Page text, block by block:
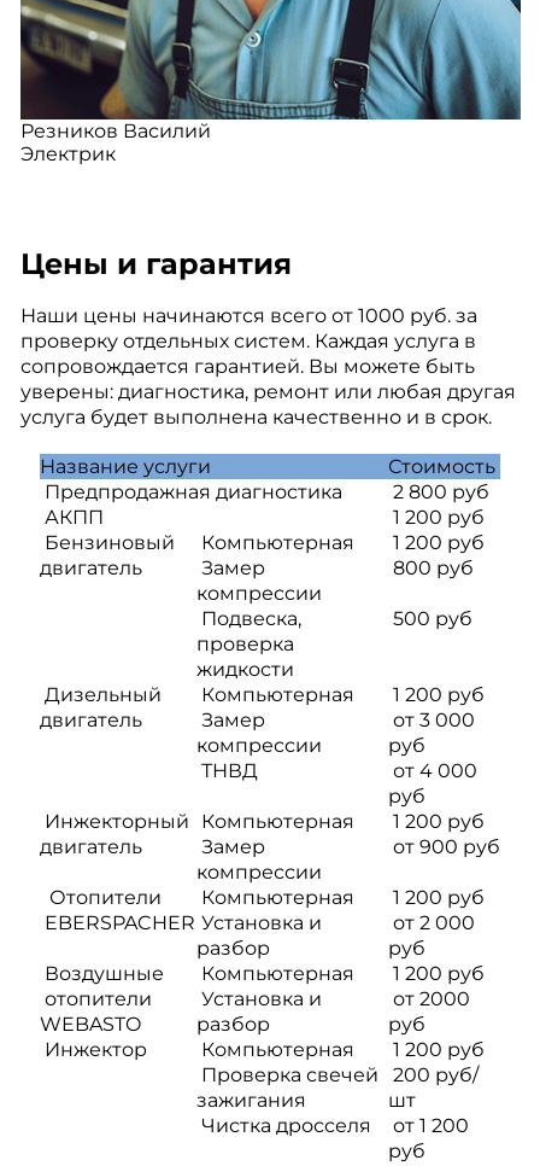
Резников Василий
Электрик
Цены и гарантия
Наши цены начинаются всего от 1000 руб. за
проверку отдельных систем. Каждая услуга в
сопровождается гарантией. Вы можете быть
уверены: диагностика, ремонт или любая другая
услуга будет выполнена качественно и в срок.
Название услуги
Стоимость
Предпродажная диагностика
2 800 руб
АКПП
1 200 руб
Бензиновый
двигатель
Компьютерная
1 200 руб
Замер
компрессии
800 руб
Подвеска,
проверка
жидкости
500 руб
Дизельный
двигатель
Компьютерная
1 200 руб
Замер
компрессии
от 3 000
руб
ТНВД
от 4 000
руб
Инжекторный
двигатель
Компьютерная
1 200 руб
Замер
компрессии
от 900 руб
Отопители
EBERSPACHER
Компьютерная
1 200 руб
Установка и
разбор
от 2 000
руб
Воздушные
отопители
WEBASTO
Компьютерная
1 200 руб
Установка и
разбор
от 2000
руб
Инжектор
Компьютерная
1 200 руб
Проверка свечей
зажигания
200 руб/
шт
Чистка дросселя
от 1 200
руб